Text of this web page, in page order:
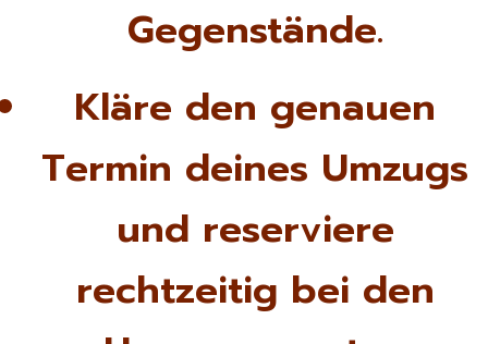
Gegenstände.
Kläre den genauen
Termin deines Umzugs
und reserviere
rechtzeitig bei den